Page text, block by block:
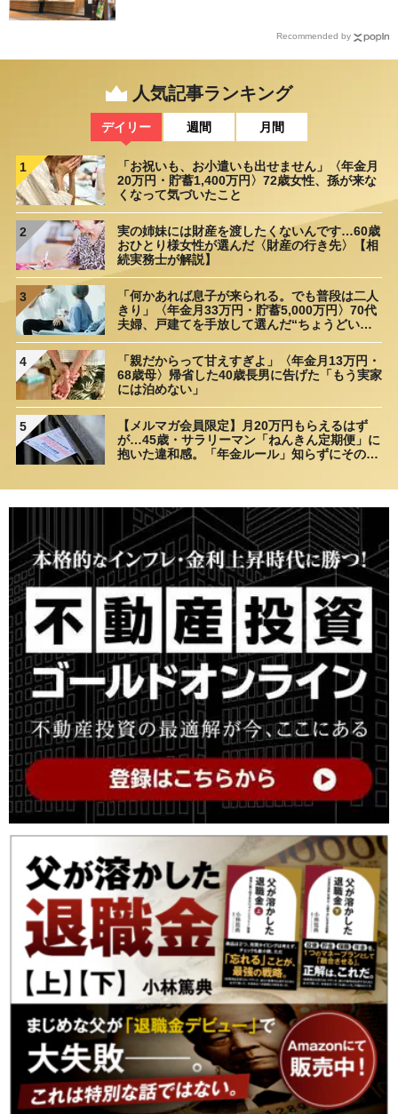
Recommended by
人気記事ランキング
デイリー 週間 月間
1
「お祝いも、お小遣いも出せません」〈年金月
20万円・貯蓄1,400万円〉72歳女性、孫が来な
くなって気づいたこと
2
実の姉妹には財産を渡したくないんです…60歳
おひとり様女性が選んだ〈財産の行き先〉【相
続実務士が解説】
3
「何かあれば息子が来られる。でも普段は二人
きり」〈年金月33万円・貯蓄5,000万円〉70代
夫婦、戸建てを手放して選んだ“ちょうどいい
4
「親だからって甘えすぎよ」〈年金月13万円・
68歳母〉帰省した40歳長男に告げた「もう実家
には泊めない」
5
【メルマガ会員限定】月20万円もらえるはず
が…45歳・サラリーマン「ねんきん定期便」に
抱いた違和感。「年金ルール」知らずにそのま